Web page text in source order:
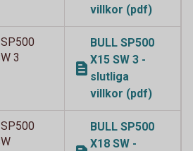
villkor (pdf)
3
BULL SP500
X15 SW 3 -
slutliga
villkor (pdf)
BULL SP500
X18 SW -